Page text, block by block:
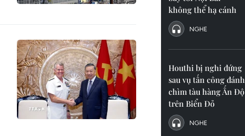
không thể hạ cánh
NGHE
Houthi bị nghi đứng
sau vụ tấn công đánh
chìm tàu hàng Ấn Độ
trên Biển Đỏ
NGHE